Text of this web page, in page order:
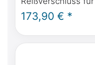
Vito, Marco Polo,
Viano (W639)
173,90 € *